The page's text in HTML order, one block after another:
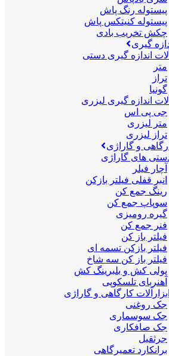
پیستوله رنگ پاش
پیستوله کنیتکس پاش
چکش تخریب بادی
گیری
آلات اندازه گیری دستی
متر
تراز
گونیا
آلات اندازه گیری لیزری
جی پی اس
متر لیزری
تراز لیزری
و گاراژی
دستی های گاراژی
آچار فیلر
انبر قفلی فیلتر بازکن
رینگ جمع کن
سوپاپ جمع کن
گیره رومیزی
فنر جمع کن
فیلتر باز کن
فیلتر بازکن تسمه ای
فیلتر باز کن سه شاخ
پولی کش و بلبرینگ کش
آهنربای تلسکوپی
کارگاهی و گاراژی
جک روغنی
جک سوسماری
جک صافکاری
جرثقیل
برانکارد تعمیرگاهی